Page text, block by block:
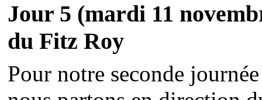
Jour 5 (mardi 11
du Fitz Roy
Pour notre seconde